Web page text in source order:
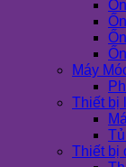
Máy
Thiết bị
Thiết bị